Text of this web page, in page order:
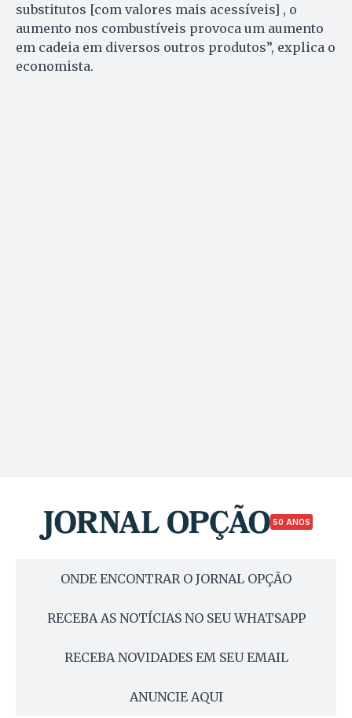
substitutos [com valores mais acessíveis] , o
aumento nos combustíveis provoca um aumento
em cadeia em diversos outros produtos”, explica o
economista.
50 ANOS
ONDE ENCONTRAR O JORNAL OPÇÃO
RECEBA AS NOTÍCIAS NO SEU WHATSAPP
RECEBA NOVIDADES EM SEU EMAIL
ANUNCIE AQUI